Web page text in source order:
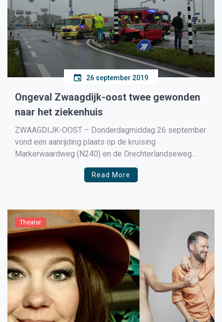
26 september 2019
Ongeval Zwaagdijk-oost twee gewonden
naar het ziekenhuis
ZWAAGDIJK-OOST – Donderdagmiddag 26 september
vond een aanrijding plaats op de kruising
Markerwaardweg (N240) en de Drechterlandseweg
(N505) in Zwaagdijk-Oost. Vanaf de Markerwaardweg
(N240) kwam een auto, bestuurd door een vrouw. Naast
Amsterdammer in een personenauto gereden […]
Read More
Theater